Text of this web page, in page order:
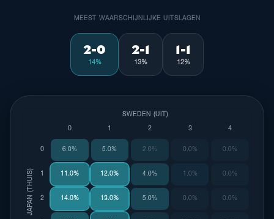
MEEST WAARSCHIJNLIJKE UITSLAGEN
2-0
14%
2-1
13%
1-1
12%
SWEDEN (UIT)
JAPAN (THUIS)
0 1 2 3 4
0 6.0% 5.0% 2.0% 0.0% 0.0%
11.0% 12.0% 4.0% 1.0% 0.0%
2 14.0% 13.0% 5.0% 0.0% 0.0%